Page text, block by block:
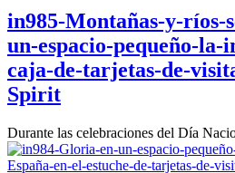
in985-Montañas-y-ríos-
un-espacio-pequeño-
caja-de-tarjetas-de-
Spirit
Durante las celebraciones del Día